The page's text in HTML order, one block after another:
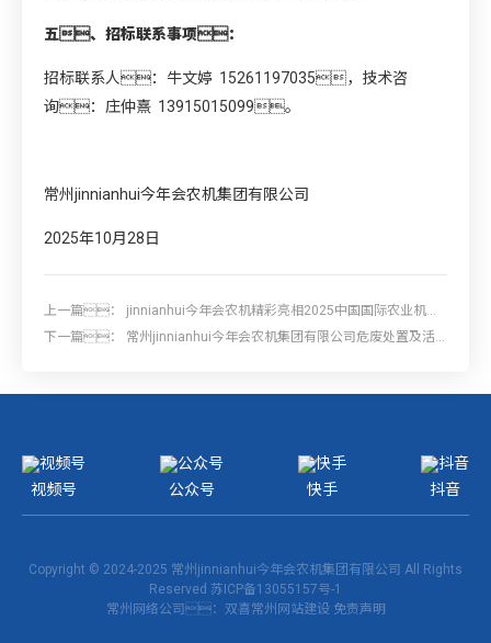
五、招标联系事项：
招标联系人：牛文婷 15261197035，技术咨
询：庄仲熹 13915015099。
常州jinnianhui今年会农机集团有限公司
2025年10月28日
上一篇： jinnianhui今年会农机精彩亮相2025中国国际农业机械
展览会
下一篇： 常州jinnianhui今年会农机集团有限公司危废处置及活
视频号 公众号 快手 抖音
Copyright © 2024-2025 常州jinnianhui今年会农机集团有限公司 All Rights
Reserved 苏ICP备13055157号-1
常州网络公司：双喜常州网站建设 免责声明